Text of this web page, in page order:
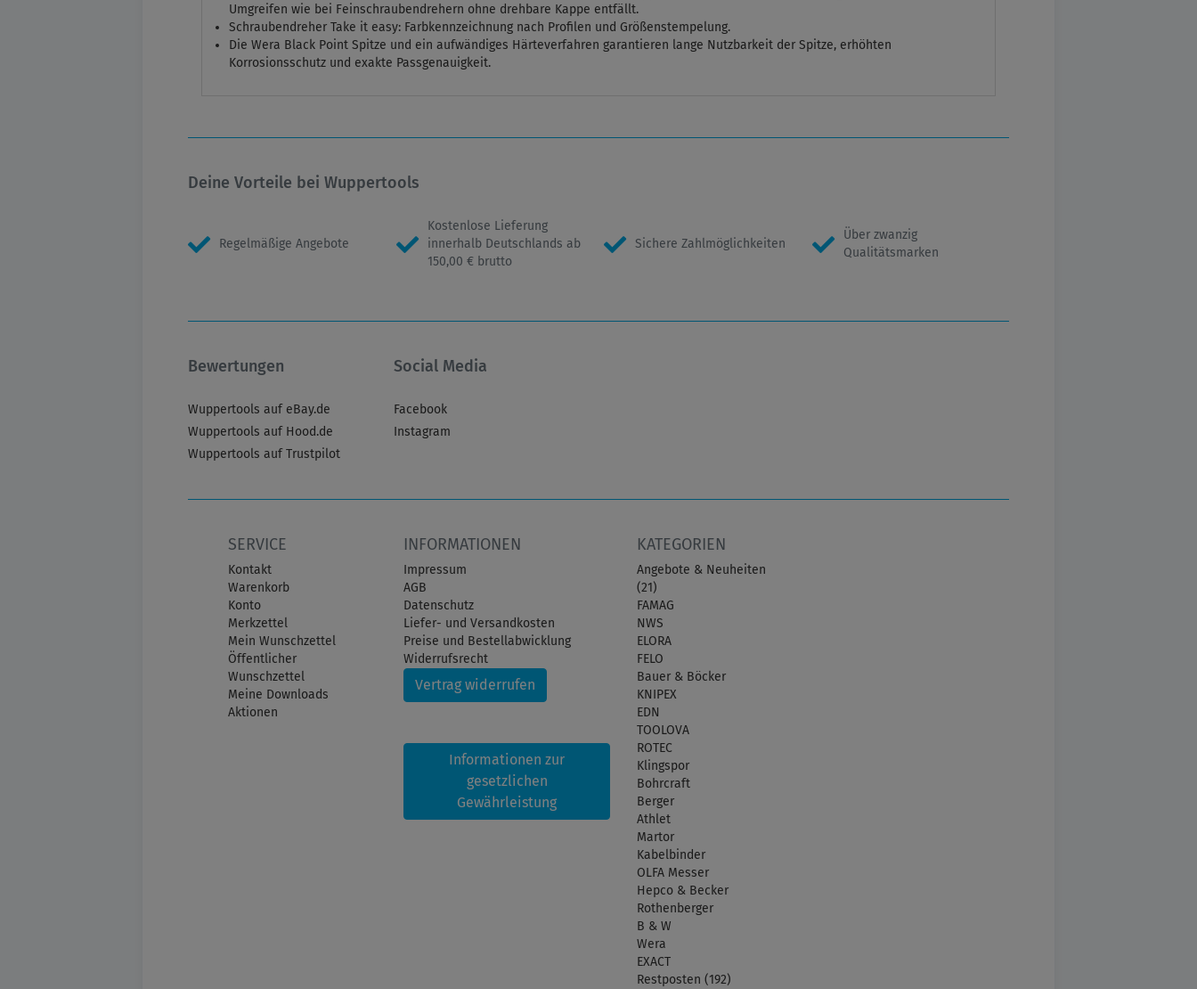
Umgreifen wie bei Feinschraubendrehern ohne drehbare Kappe entfällt.
Schraubendreher Take it easy: Farbkennzeichnung nach Profilen und Größenstempelung.
Die Wera Black Point Spitze und ein aufwändiges Härteverfahren garantieren lange Nutzbarkeit der Spitze, erhöhten
Korrosionsschutz und exakte Passgenauigkeit.
Deine Vorteile bei Wuppertools
Regelmäßige Angebote
Kostenlose Lieferung
innerhalb Deutschlands ab
150,00 € brutto
Sichere Zahlmöglichkeiten
Über zwanzig
Qualitätsmarken
Bewertungen
Wuppertools auf eBay.de
Wuppertools auf Hood.de
Wuppertools auf Trustpilot
Social Media
Facebook
Instagram
SERVICE
Kontakt
Warenkorb
Konto
Merkzettel
Mein Wunschzettel
Öffentlicher
Wunschzettel
Meine Downloads
Aktionen
INFORMATIONEN
Impressum
AGB
Datenschutz
Liefer- und Versandkosten
Preise und Bestellabwicklung
Widerrufsrecht
Vertrag widerrufen
Informationen zur
gesetzlichen
Gewährleistung
KATEGORIEN
Angebote & Neuheiten
(21)
FAMAG
NWS
ELORA
FELO
Bauer & Böcker
KNIPEX
EDN
TOOLOVA
ROTEC
Klingspor
Bohrcraft
Berger
Athlet
Martor
Kabelbinder
OLFA Messer
Hepco & Becker
Rothenberger
B & W
Wera
EXACT
Restposten (192)